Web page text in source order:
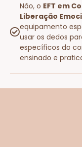
Não, o EFT em
Liberação
equipamento
usar os dedos
específicos do
ensinado e